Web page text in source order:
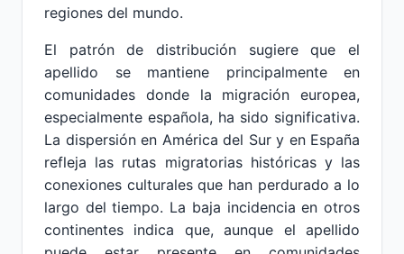
regiones del mundo.
El patrón de distribución sugiere que el
apellido se mantiene principalmente en
comunidades donde la migración europea,
especialmente española, ha sido significativa.
La dispersión en América del Sur y en España
refleja las rutas migratorias históricas y las
conexiones culturales que han perdurado a lo
largo del tiempo. La baja incidencia en otros
continentes indica que, aunque el apellido